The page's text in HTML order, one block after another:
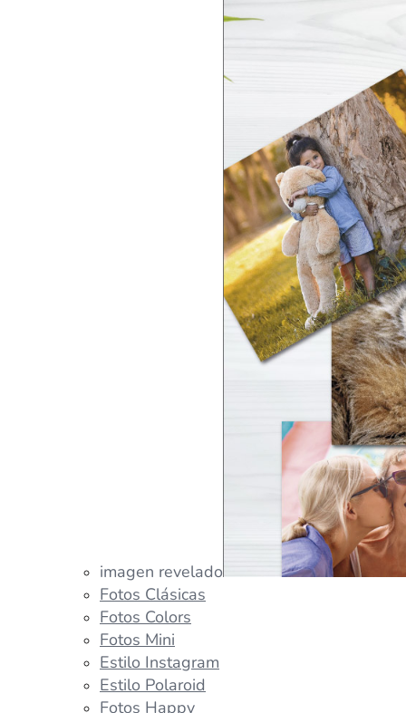
imagen revelado
Fotos Clásicas
Fotos Colors
Fotos Mini
Estilo Instagram
Estilo Polaroid
Fotos Happy